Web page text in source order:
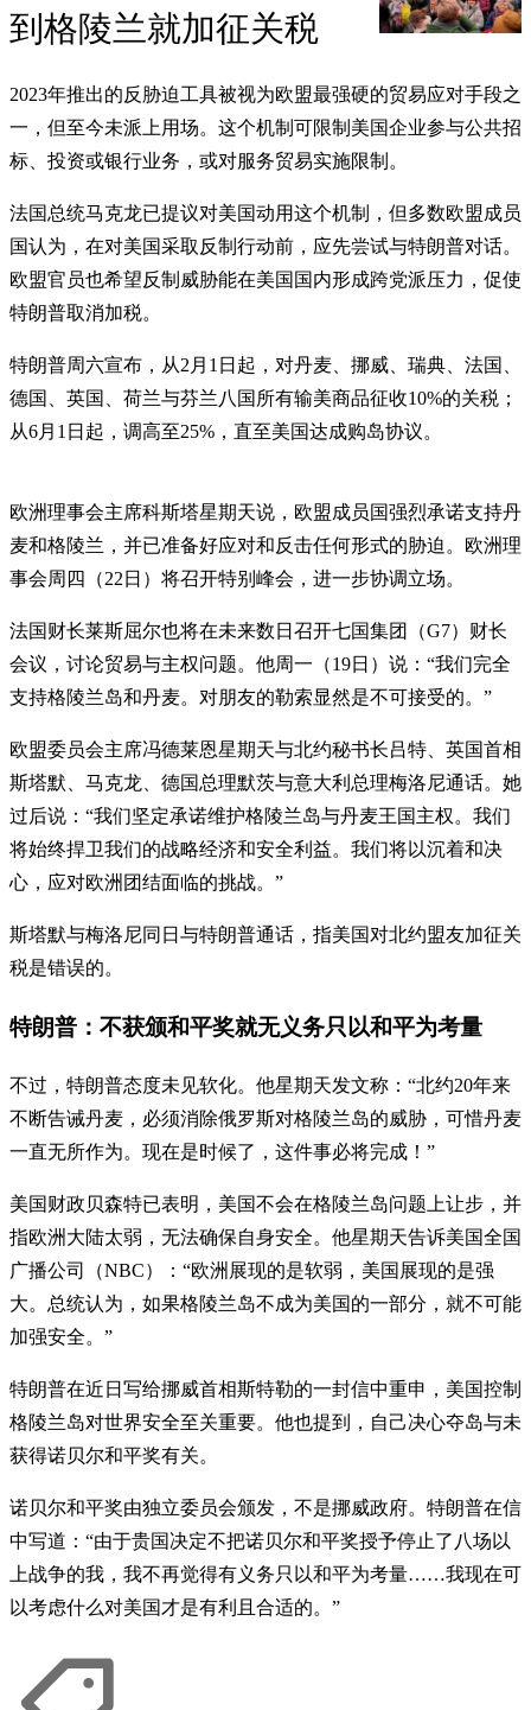
到格陵兰就加征关税
2023年推出的反胁迫工具被视为欧盟最强硬的贸易应对手段之
一，但至今未派上用场。这个机制可限制美国企业参与公共招
标、投资或银行业务，或对服务贸易实施限制。
法国总统马克龙已提议对美国动用这个机制，但多数欧盟成员
国认为，在对美国采取反制行动前，应先尝试与特朗普对话。
欧盟官员也希望反制威胁能在美国国内形成跨党派压力，促使
特朗普取消加税。
特朗普周六宣布，从2月1日起，对丹麦、挪威、瑞典、法国、
德国、英国、荷兰与芬兰八国所有输美商品征收10%的关税；
从6月1日起，调高至25%，直至美国达成购岛协议。
欧洲理事会主席科斯塔星期天说，欧盟成员国强烈承诺支持丹
麦和格陵兰，并已准备好应对和反击任何形式的胁迫。欧洲理
事会周四（22日）将召开特别峰会，进一步协调立场。
法国财长莱斯屈尔也将在未来数日召开七国集团（G7）财长
会议，讨论贸易与主权问题。他周一（19日）说：“我们完全
支持格陵兰岛和丹麦。对朋友的勒索显然是不可接受的。”
欧盟委员会主席冯德莱恩星期天与北约秘书长吕特、英国首相
斯塔默、马克龙、德国总理默茨与意大利总理梅洛尼通话。她
过后说：“我们坚定承诺维护格陵兰岛与丹麦王国主权。我们
将始终捍卫我们的战略经济和安全利益。我们将以沉着和决
心，应对欧洲团结面临的挑战。”
斯塔默与梅洛尼同日与特朗普通话，指美国对北约盟友加征关
税是错误的。
特朗普：不获颁和平奖就无义务只以和平为考量
不过，特朗普态度未见软化。他星期天发文称：“北约20年来
不断告诫丹麦，必须消除俄罗斯对格陵兰岛的威胁，可惜丹麦
一直无所作为。现在是时候了，这件事必将完成！”
美国财政贝森特已表明，美国不会在格陵兰岛问题上让步，并
指欧洲大陆太弱，无法确保自身安全。他星期天告诉美国全国
广播公司（NBC）：“欧洲展现的是软弱，美国展现的是强
大。总统认为，如果格陵兰岛不成为美国的一部分，就不可能
加强安全。”
特朗普在近日写给挪威首相斯特勒的一封信中重申，美国控制
格陵兰岛对世界安全至关重要。他也提到，自己决心夺岛与未
获得诺贝尔和平奖有关。
诺贝尔和平奖由独立委员会颁发，不是挪威政府。特朗普在信
中写道：“由于贵国决定不把诺贝尔和平奖授予停止了八场以
上战争的我，我不再觉得有义务只以和平为考量……我现在可
以考虑什么对美国才是有利且合适的。”